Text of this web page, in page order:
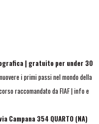
| gratuito per under 30
i primi passi nel mondo della
raccomandato da FIAF | info e
Campana 354 QUARTO (NA)